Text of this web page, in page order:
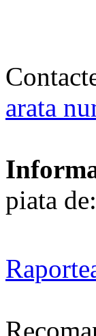
arata
piata